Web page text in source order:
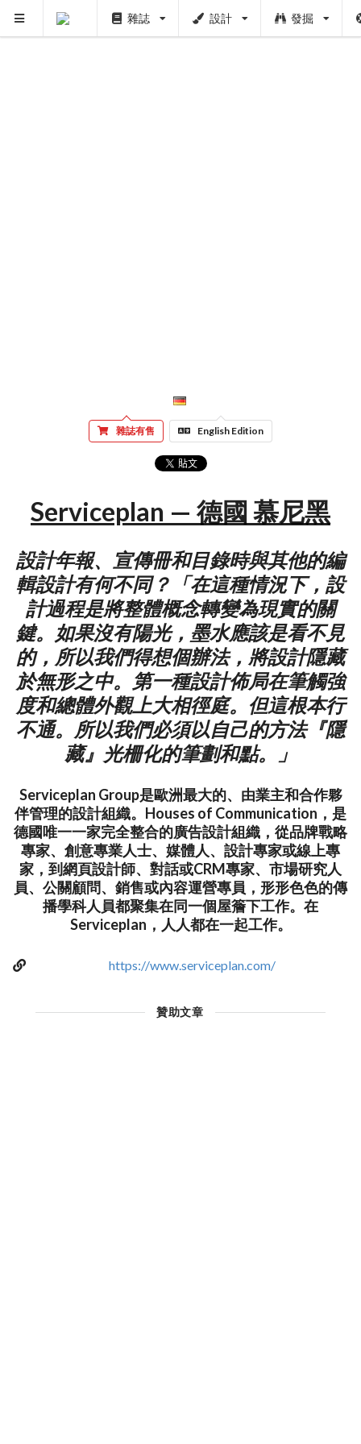
雜誌 設計 發掘
雜誌有售 English Edition
Serviceplan — 德國 慕尼黑
設計年報、宣傳冊和目錄時與其他的編
輯設計有何不同？「在這種情況下，設
計過程是將整體概念轉變為現實的關
鍵。如果沒有陽光，墨水應該是看不見
的，所以我們得想個辦法，將設計隱藏
於無形之中。第一種設計佈局在筆觸強
度和總體外觀上大相徑庭。但這根本行
不通。所以我們必須以自己的方法『隱
藏』光柵化的筆劃和點。」
Serviceplan Group是歐洲最大的、由業主和合作夥
伴管理的設計組織。Houses of Communication，是
德國唯一一家完全整合的廣告設計組織，從品牌戰略
專家、創意專業人士、媒體人、設計專家或線上專
家，到網頁設計師、對話或CRM專家、市場研究人
員、公關顧問、銷售或內容運營專員，形形色色的傳
播學科人員都聚集在同一個屋簷下工作。在
Serviceplan，人人都在一起工作。
https://www.serviceplan.com/
贊助文章